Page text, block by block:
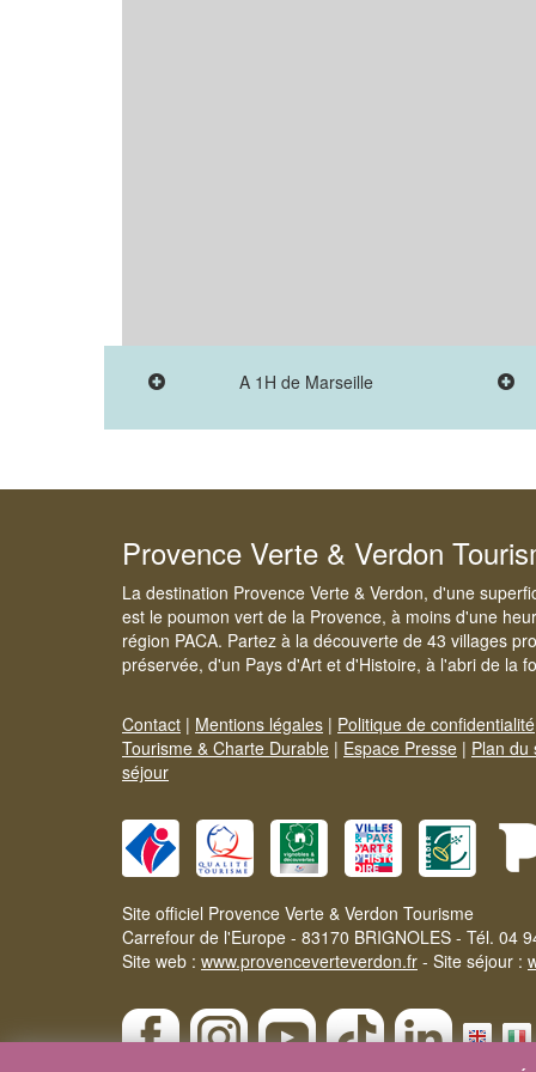
A 1H de Marseille
Provence Verte & Verdon
La destination Provence Verte & Verdon, d'une
est le poumon vert de la Provence, à moins d'une
région PACA. Partez à la découverte de 43 villages
préservée, d'un Pays d'Art et d'Histoire, à l'abri de la
Contact | Mentions légales | Politique de confidentialité
Tourisme & Charte Durable | Espace Presse | Plan du
séjour
Site officiel Provence Verte & Verdon Tourisme
Carrefour de l'Europe - 83170 BRIGNOLES - Tél. 04
Site web : www.provenceverteverdon.fr - Site séjour :